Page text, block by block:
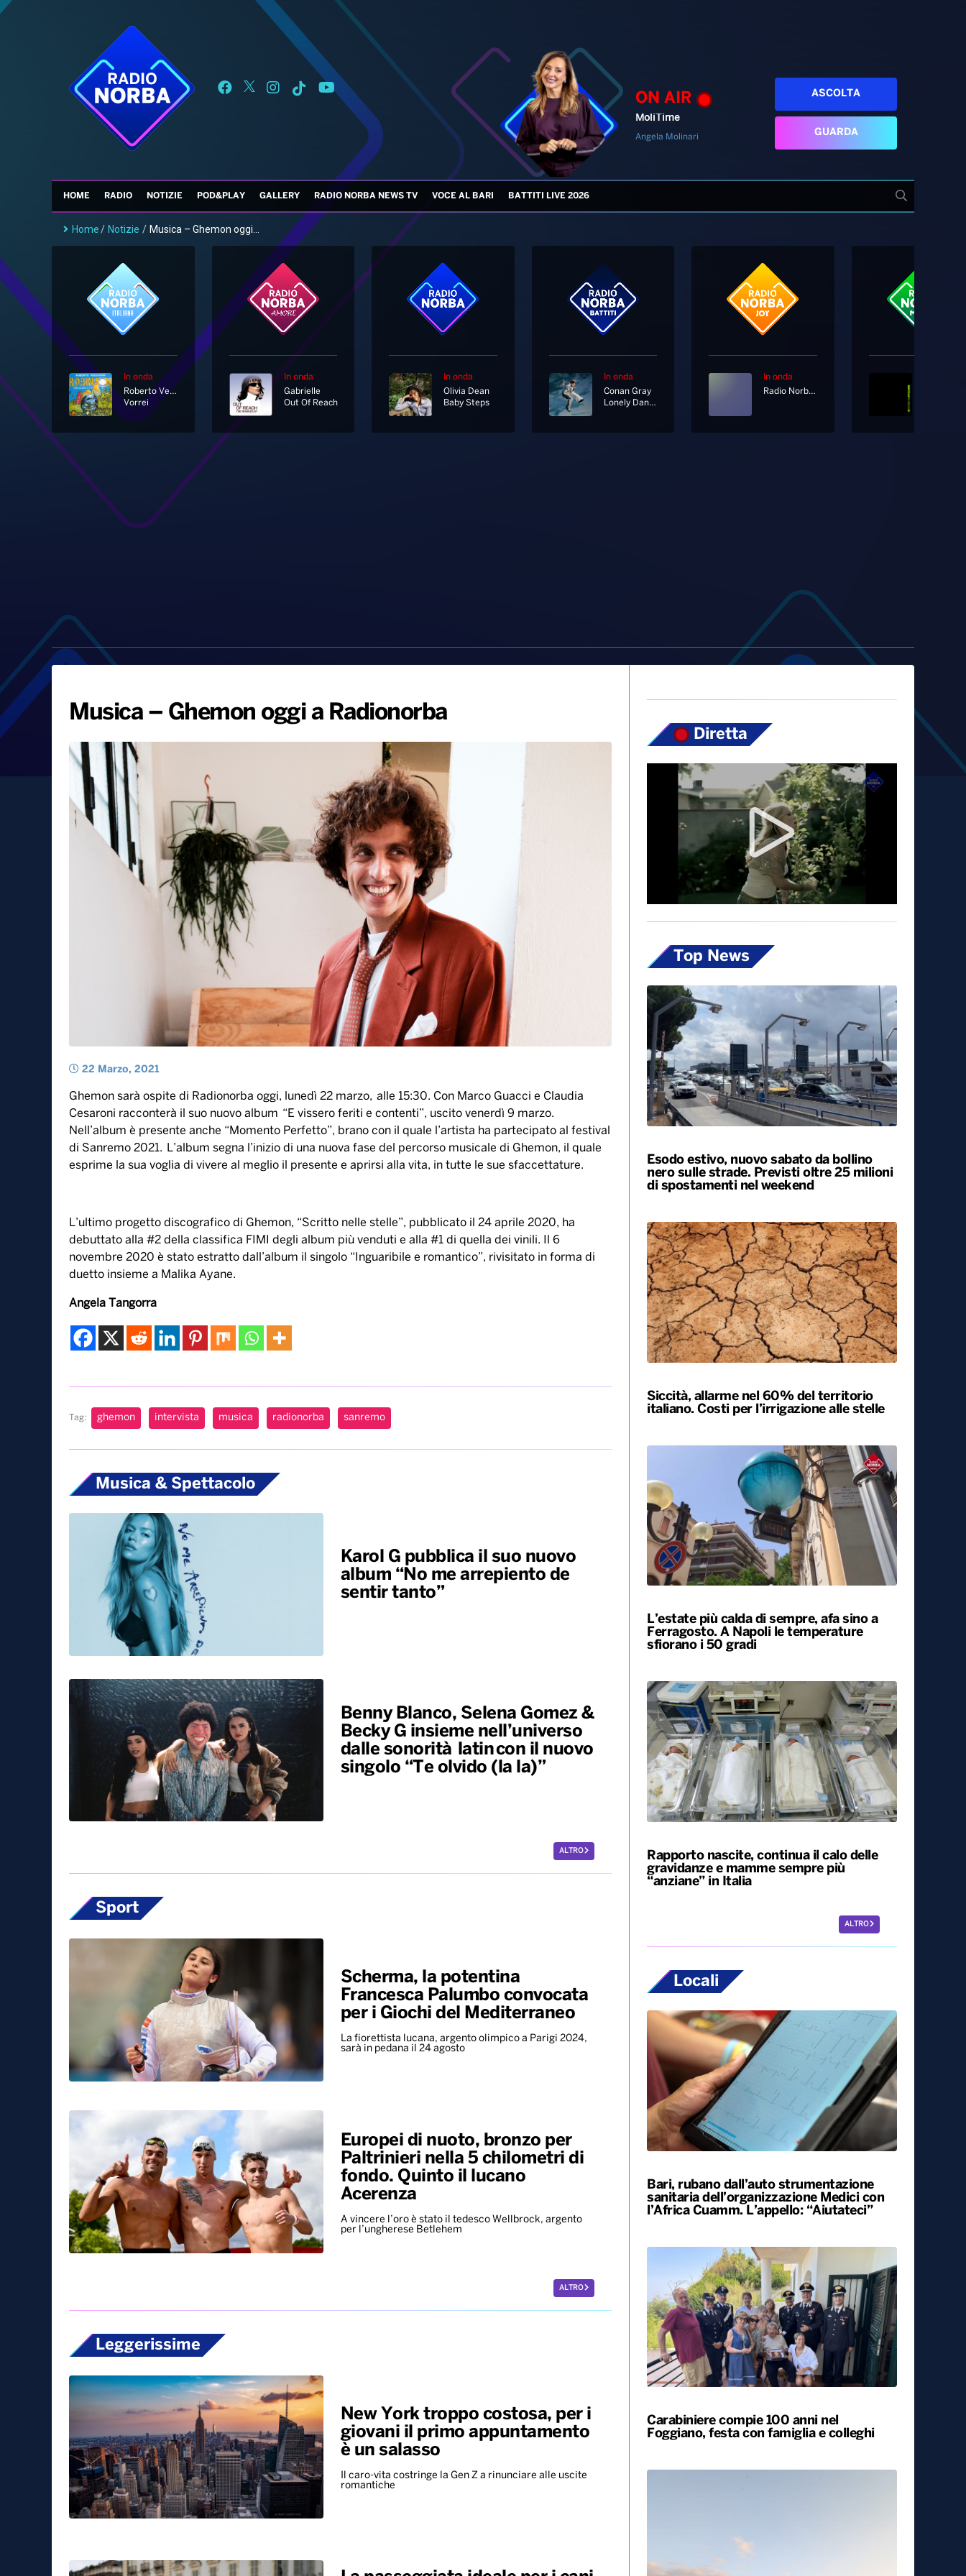
ON AIR
MoliTime
Angela Molinari
ASCOLTA
GUARDA
HOME RADIO NOTIZIE POD&PLAY GALLERY RADIO NORBA NEWS TV VOCE AL BARI BATTITI LIVE 2026
Home/ Notizie / Musica – Ghemon oggi...
In onda
Roberto Vecchioni
Vorrei
In onda
Gabrielle
Out Of Reach
In onda
Olivia Dean
Baby Steps
In onda
Conan Gray
Lonely Dancers
In onda
Radio Norba Joy
Musica – Ghemon oggi a Radionorba
22 Marzo, 2021
Ghemon sarà ospite di Radionorba oggi, lunedì 22 marzo, alle 15:30. Con Marco Guacci e Claudia
Cesaroni racconterà il suo nuovo album “E vissero feriti e contenti”, uscito venerdì 9 marzo.
Nell’album è presente anche “Momento Perfetto”, brano con il quale l’artista ha partecipato al festival
di Sanremo 2021. L’album segna l’inizio di una nuova fase del percorso musicale di Ghemon, il quale
esprime la sua voglia di vivere al meglio il presente e aprirsi alla vita, in tutte le sue sfaccettature.
L’ultimo progetto discografico di Ghemon, “Scritto nelle stelle”, pubblicato il 24 aprile 2020, ha
debuttato alla #2 della classifica FIMI degli album più venduti e alla #1 di quella dei vinili. Il 6
novembre 2020 è stato estratto dall’album il singolo “Inguaribile e romantico”, rivisitato in forma di
duetto insieme a Malika Ayane.
Angela Tangorra
Tag: ghemon intervista musica radionorba sanremo
Musica & Spettacolo
Karol G pubblica il suo nuovo
album “No me arrepiento de
sentir tanto”
Benny Blanco, Selena Gomez &
Becky G insieme nell’universo
dalle sonorità latin con il nuovo
singolo “Te olvido (la la)”
ALTRO
Sport
Scherma, la potentina
Francesca Palumbo convocata
per i Giochi del Mediterraneo
La fiorettista lucana, argento olimpico a Parigi 2024,
sarà in pedana il 24 agosto
Europei di nuoto, bronzo per
Paltrinieri nella 5 chilometri di
fondo. Quinto il lucano
Acerenza
A vincere l’oro è stato il tedesco Wellbrock, argento
per l’ungherese Betlehem
ALTRO
Leggerissime
New York troppo costosa, per i
giovani il primo appuntamento
è un salasso
Il caro-vita costringe la Gen Z a rinunciare alle uscite
romantiche
Diretta
Top News
Esodo estivo, nuovo sabato da bollino
nero sulle strade. Previsti oltre 25 milioni
di spostamenti nel weekend
Siccità, allarme nel 60% del territorio
italiano. Costi per l’irrigazione alle stelle
L’estate più calda di sempre, afa sino a
Ferragosto. A Napoli le temperature
sfiorano i 50 gradi
Rapporto nascite, continua il calo delle
gravidanze e mamme sempre più
“anziane” in Italia
ALTRO
Locali
Bari, rubano dall’auto strumentazione
sanitaria dell’organizzazione Medici con
l’Africa Cuamm. L’appello: “Aiutateci”
Carabiniere compie 100 anni nel
Foggiano, festa con famiglia e colleghi